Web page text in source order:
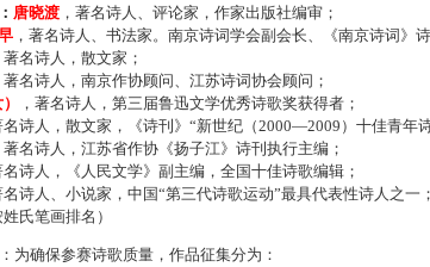
唐晓渡 ，著名诗人、评论家，作家出版社编审；
，著名诗人、书法家。南京诗词学会副会长、《南京诗词》
著名诗人，散文家；
著名诗人，南京作协顾问、江苏诗词协会顾问；
，著名诗人，第三届鲁迅文学优秀诗歌奖获得者；
名诗人，散文家，《诗刊》“新世纪（2000—2009）十佳青年
著名诗人，江苏省作协《扬子江》诗刊执行主编；
名诗人，《人民文学》副主编，全国十佳诗歌编辑；
名诗人、小说家，中国“第三代诗歌运动”最具代表性诗人之一；
笔画排名）
：为确保参赛诗歌质量，作品征集分为：